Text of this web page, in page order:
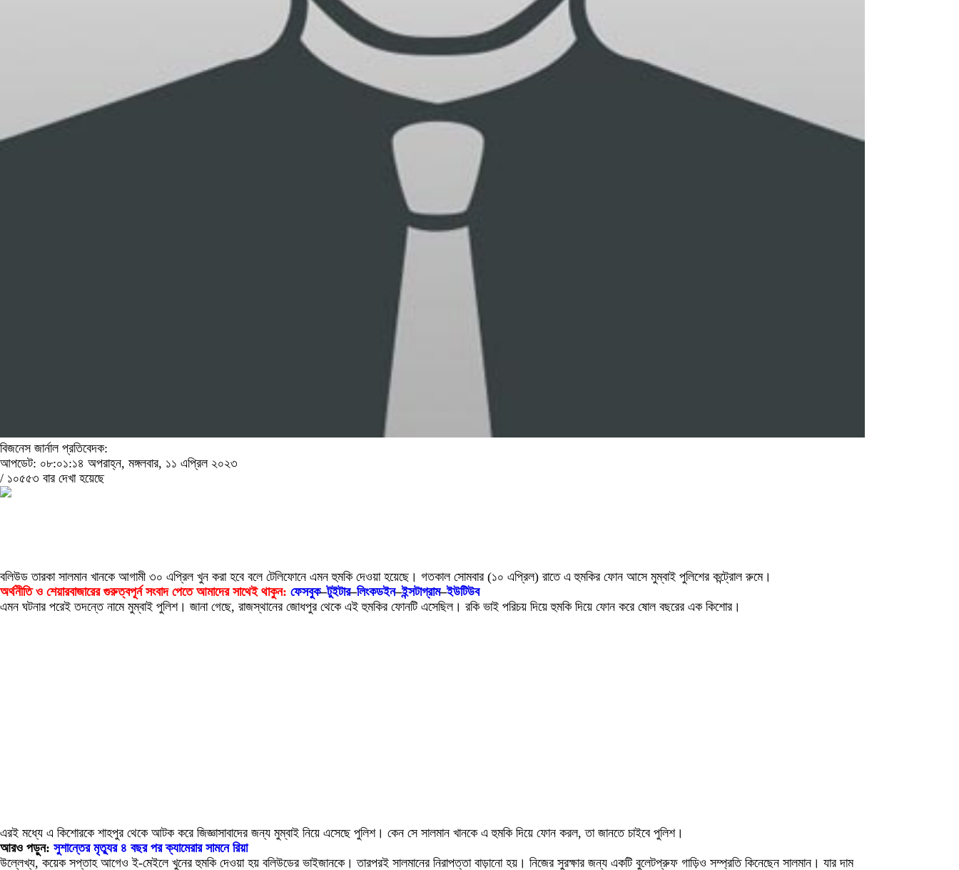
বিজনেস জার্নাল প্রতিবেদক:
আপডেট: ০৮:০১:১৪ অপরাহ্ন, মঙ্গলবার, ১১ এপ্রিল ২০২৩
/ ১০৫৫৩ বার দেখা হয়েছে
বলিউড তারকা সালমান খানকে আগামী ৩০ এপ্রিল খুন করা হবে বলে টেলিফোনে এমন হুমকি দেওয়া হয়েছে। গতকাল সোমবার (১০ এপ্রিল) রাতে এ হুমকির ফোন আসে মুম্বাই পুলিশের কন্ট্রোল রুমে।
অর্থনীতি ও শেয়ারবাজারের গুরুত্বপূর্ন সংবাদ পেতে আমাদের সাথেই থাকুন: ফেসবুক–টুইটার–লিংকডইন–ইন্সটাগ্রাম–ইউটিউব
এমন ঘটনার পরেই তদন্তে নামে মুম্বাই পুলিশ। জানা গেছে, রাজস্থানের জোধপুর থেকে এই হুমকির ফোনটি এসেছিল। রকি ভাই পরিচয় দিয়ে হুমকি দিয়ে ফোন করে ষোল বছরের এক কিশোর।
এরই মধ্যে এ কিশোরকে শাহপুর থেকে আটক করে জিজ্ঞাসাবাদের জন্য মুম্বাই নিয়ে এসেছে পুলিশ। কেন সে সালমান খানকে এ হুমকি দিয়ে ফোন করল, তা জানতে চাইবে পুলিশ।
আরও পড়ুন: সুশান্তের মৃত্যুর ৪ বছর পর ক্যামেরার সামনে রিয়া
উল্লেখ্য, কয়েক সপ্তাহ আগেও ই-মেইলে খুনের হুমকি দেওয়া হয় বলিউডের ভাইজানকে। তারপরই সালমানের নিরাপত্তা বাড়ানো হয়। নিজের সুরক্ষার জন্য একটি বুলেটপ্রুফ গাড়িও সম্প্রতি কিনেছেন সালমান। যার দাম